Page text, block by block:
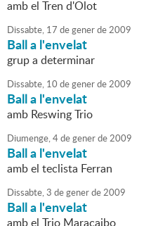
amb el Tren d'Olot
Dissabte, 17 degenerde2009
Ball a l'envelat
grup a determinar
Dissabte, 10 degenerde2009
Ball a l'envelat
amb Reswing Trio
Diumenge,4degenerde2009
Ball a l'envelat
amb el teclista Ferran
Dissabte,3 degenerde2009
Ball a l'envelat
amb el Trio Maracaibo